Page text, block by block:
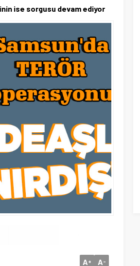
ise sorgusu devam ediyor
A+ A-